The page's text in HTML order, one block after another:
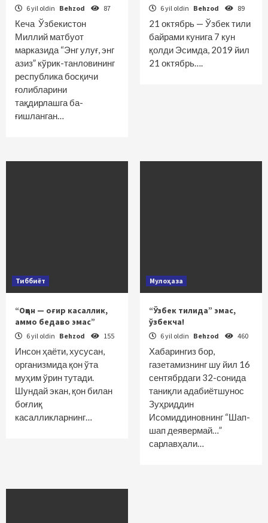
6 yil oldin Behzod 87
Кеча Ўзбекистон
Миллий матбуот
марказида “Энг улуғ, энг
азиз” кўрик-танловининг
республика босқичи
ғолибларини
тақдирлашга ба­
ғишланган…
6 yil oldin Behzod 89
21 октябрь — Ўзбек тили
байрами кунига 7 кун
қолди Эсимда, 2019 йил
21 октябрь….
Тиббиёт
“Оққон — оғир касаллик,
аммо бедаво эмас”
6 yil oldin Behzod 155
Инсон ҳаёти, хусусан,
организмида қон ўта
муҳим ўрин тутади.
Шундай экан, қон билан
боғлиқ
касалликларнинг…
Мулоҳаза
“Ўзбек тилида” эмас,
ўзбекча!
6 yil oldin Behzod 460
Хабарингиз бор,
газетамизнинг шу йил 16
сентябрдаги 32-сонида
таниқли адабиётшунос
Зуҳриддин
Исомиддиновнинг “Шап-
шап деявермай…”
сарлавҳали…